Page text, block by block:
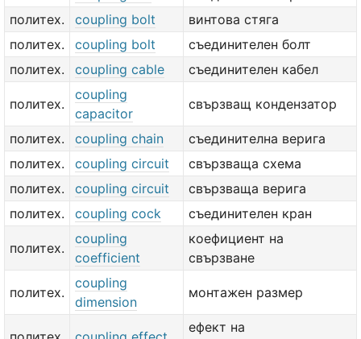
политех.
coupling bolt
винтова стяга
политех.
coupling bolt
съединителен болт
политех.
coupling cable съединителен кабел
политех.
coupling
capacitor
свързващ кондензатор
политех. coupling chain
съединителна верига
политех.
coupling circuit
свързваща схема
политех.
coupling circuit
свързваща верига
политех.
coupling cock съединителен кран
политех.
coupling
coefficient
коефициент на
свързване
политех.
coupling
dimension
монтажен размер
ефект на